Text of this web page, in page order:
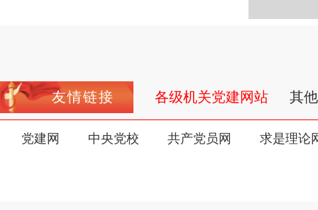
友情链接 各级机关党建网站 其
党建网 中央党校 共产党员网 求是理论